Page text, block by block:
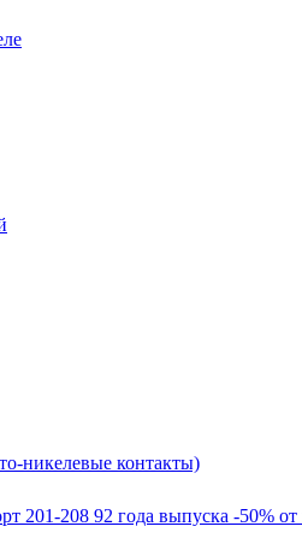
никелевые контакты)
201-208 92 года выпуска -50%